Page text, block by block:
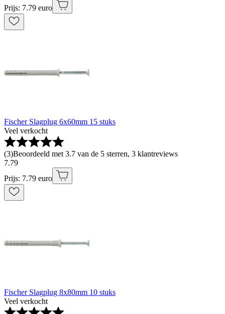
Prijs: 7.79 euro
Fischer Slagplug 6x60mm 15 stuks
Veel verkocht
(3)Beoordeeld met 3.7 van de 5 sterren, 3 klantreviews
7.79
Prijs: 7.79 euro
Fischer Slagplug 8x80mm 10 stuks
Veel verkocht